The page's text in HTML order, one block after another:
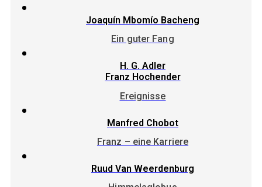
Joaquín Mbomío Bacheng
Ein guter Fang
H. G. Adler
Franz Hochender
Ereignisse
Manfred Chobot
Franz – eine Karriere
Ruud Van Weerdenburg